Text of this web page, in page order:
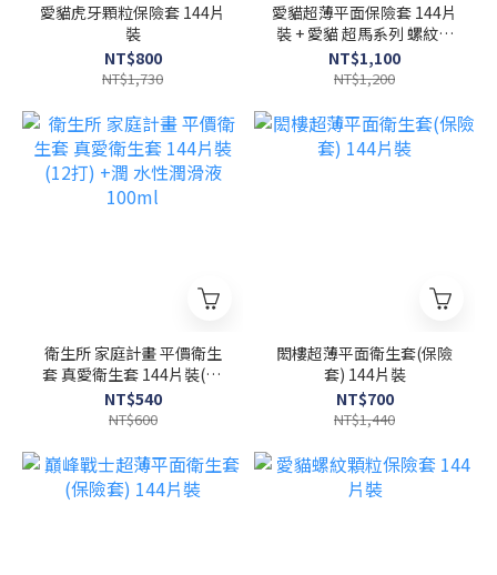
愛貓虎牙顆粒保險套 144片
裝
NT$800
NT$1,730
愛貓超薄平面保險套 144片
裝 + 愛貓 超馬系列 螺紋顆
粒保險套(持久型) 12片裝
特惠組
NT$1,100
NT$1,200
衛生所 家庭計畫 平價衛生
套 真愛衛生套 144片裝(12
打) +潤 水性潤滑液 100ml
NT$540
NT$600
閎樓超薄平面衛生套(保險
套) 144片裝
NT$700
NT$1,440